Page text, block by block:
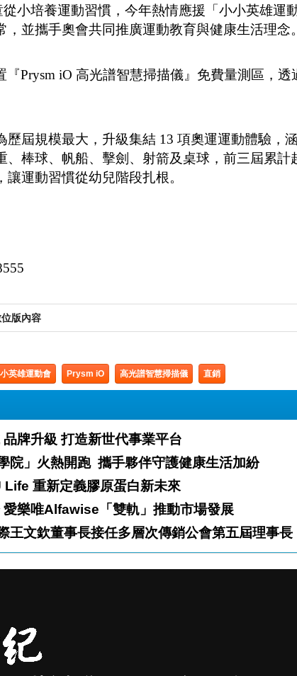
小培養運動習慣，今年熱情應援「小小英雄運
並攜手奧會共同推廣運動教育與健康生活理念。
『Prysm iO 高光譜智慧掃描儀』免費量測區，
歷屆規模最大，升級集結 13 項奧運運動體驗，
、棒球、帆船、擊劍、射箭及桌球，前三屆累
運動習慣從幼兒階段扎根。
版內容
英雄運動會 Prysm iO 高光譜智慧掃描儀 直銷
全球真愛 榮耀啟航 品牌升級 打造新世代事業平台
加捷生醫「空中商學院」火熱開跑 攜手夥伴守護健康生活加紛
美商新生命 New U Life 重新定義膠原蛋白新未來
深耕地方 布局國際 愛樂唯Alfawise「雙軌」推動市場發展
王文欽董事長接任多層次傳銷公會第五屆理事長